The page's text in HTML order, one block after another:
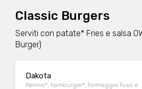
Classic Burgers
Serviti con patate* Fries e salsa
Burger)
Dakota
Panino*, hamburger*, formaggio fuso e